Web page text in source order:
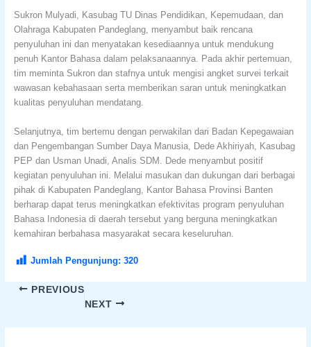
Sukron Mulyadi, Kasubag TU Dinas Pendidikan, Kepemudaan, dan
Olahraga Kabupaten Pandeglang, menyambut baik rencana
penyuluhan ini dan menyatakan kesediaannya untuk mendukung
penuh Kantor Bahasa dalam pelaksanaannya. Pada akhir pertemuan,
tim meminta Sukron dan stafnya untuk mengisi angket survei terkait
wawasan kebahasaan serta memberikan saran untuk meningkatkan
kualitas penyuluhan mendatang.
Selanjutnya, tim bertemu dengan perwakilan dari Badan Kepegawaian
dan Pengembangan Sumber Daya Manusia, Dede Akhiriyah, Kasubag
PEP dan Usman Unadi, Analis SDM. Dede menyambut positif
kegiatan penyuluhan ini. Melalui masukan dan dukungan dari berbagai
pihak di Kabupaten Pandeglang, Kantor Bahasa Provinsi Banten
berharap dapat terus meningkatkan efektivitas program penyuluhan
Bahasa Indonesia di daerah tersebut yang berguna meningkatkan
kemahiran berbahasa masyarakat secara keseluruhan.
Jumlah Pengunjung: 320
PREVIOUS
NEXT